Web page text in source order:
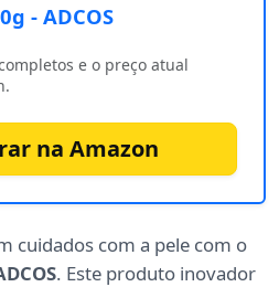
- ADCOS
e o preço atual
na Amazon
cuidados com a pele com o
. Este produto inovador